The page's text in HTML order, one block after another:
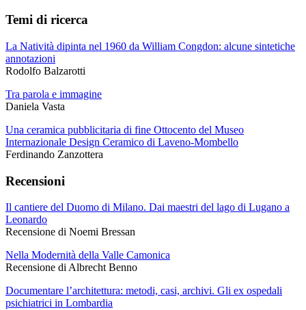
Temi di ricerca
La Natività dipinta nel 1960 da William Congdon: alcune sintetiche
annotazioni
Rodolfo Balzarotti
Tra parola e immagine
Daniela Vasta
Una ceramica pubblicitaria di fine Ottocento del Museo
Internazionale Design Ceramico di Laveno-Mombello
Ferdinando Zanzottera
Recensioni
Il cantiere del Duomo di Milano. Dai maestri del lago di Lugano a
Leonardo
Recensione di Noemi Bressan
Nella Modernità della Valle Camonica
Recensione di Albrecht Benno
Documentare l’architettura: metodi, casi, archivi. Gli ex ospedali
psichiatrici in Lombardia